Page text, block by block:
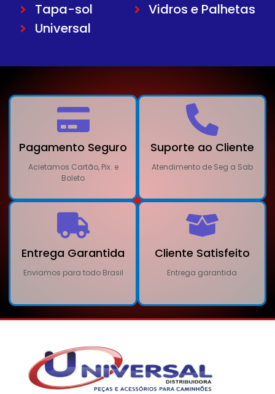
Tapa-sol
Universal
Vidros e Palhetas
Pagamento Seguro
Acietamos Cartão, Pix. e
Boleto
Suporte ao Cliente
Atendimento de Seg a Sab
Entrega Garantida
Enviamos para todo Brasil
Cliente Satisfeito
Entrega garantida